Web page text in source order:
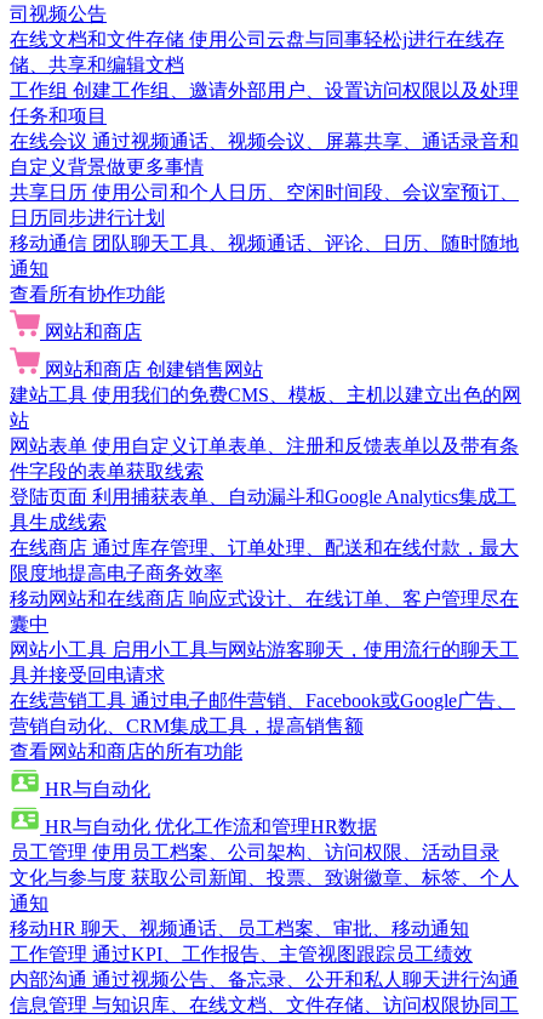
司视频公告
在线文档和文件存储 使用公司云盘与同事轻松j进行在线存
储、共享和编辑文档
工作组 创建工作组、邀请外部用户、设置访问权限以及处理
任务和项目
在线会议 通过视频通话、视频会议、屏幕共享、通话录音和
自定义背景做更多事情
共享日历 使用公司和个人日历、空闲时间段、会议室预订、
日历同步进行计划
移动通信 团队聊天工具、视频通话、评论、日历、随时随地
通知
查看所有协作功能
网站和商店
网站和商店 创建销售网站
建站工具 使用我们的免费CMS、模板、主机以建立出色的网
站
网站表单 使用自定义订单表单、注册和反馈表单以及带有条
件字段的表单获取线索
登陆页面 利用捕获表单、自动漏斗和Google Analytics集成工
具生成线索
在线商店 通过库存管理、订单处理、配送和在线付款，最大
限度地提高电子商务效率
移动网站和在线商店 响应式设计、在线订单、客户管理尽在
囊中
网站小工具 启用小工具与网站游客聊天，使用流行的聊天工
具并接受回电请求
在线营销工具 通过电子邮件营销、Facebook或Google广告、
营销自动化、CRM集成工具，提高销售额
查看网站和商店的所有功能
HR与自动化
HR与自动化 优化工作流和管理HR数据
员工管理 使用员工档案、公司架构、访问权限、活动目录
文化与参与度 获取公司新闻、投票、致谢徽章、标签、个人
通知
移动HR 聊天、视频通话、员工档案、审批、移动通知
工作管理 通过KPI、工作报告、主管视图跟踪员工绩效
内部沟通 通过视频公告、备忘录、公开和私人聊天进行沟通
信息管理 与知识库、在线文档、文件存储、访问权限协同工